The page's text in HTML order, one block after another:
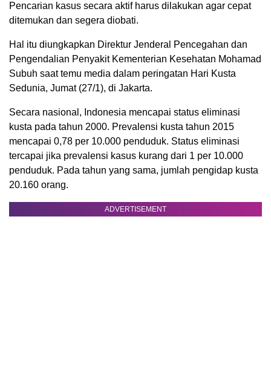
Pencarian kasus secara aktif harus dilakukan agar cepat
ditemukan dan segera diobati.
Hal itu diungkapkan Direktur Jenderal Pencegahan dan
Pengendalian Penyakit Kementerian Kesehatan Mohamad
Subuh saat temu media dalam peringatan Hari Kusta
Sedunia, Jumat (27/1), di Jakarta.
Secara nasional, Indonesia mencapai status eliminasi
kusta pada tahun 2000. Prevalensi kusta tahun 2015
mencapai 0,78 per 10.000 penduduk. Status eliminasi
tercapai jika prevalensi kasus kurang dari 1 per 10.000
penduduk. Pada tahun yang sama, jumlah pengidap kusta
20.160 orang.
ADVERTISEMENT